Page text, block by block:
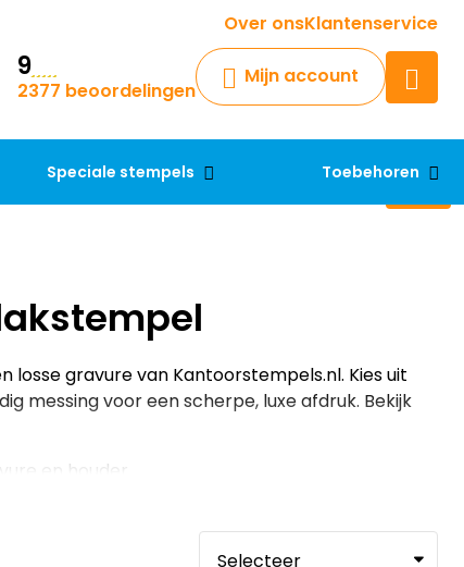
Over onsKlantenservice
9
2377 beoordelingen
Mijn account
Speciale stempels Toebehoren
Krijg een antwoord op uw vraag
Chatbot
Chat 24/7 met onze chatbot
Contact
gravure van Kantoorstempels.nl. Kies uit
messing voor een scherpe, luxe afdruk. Bekijk
en houder.